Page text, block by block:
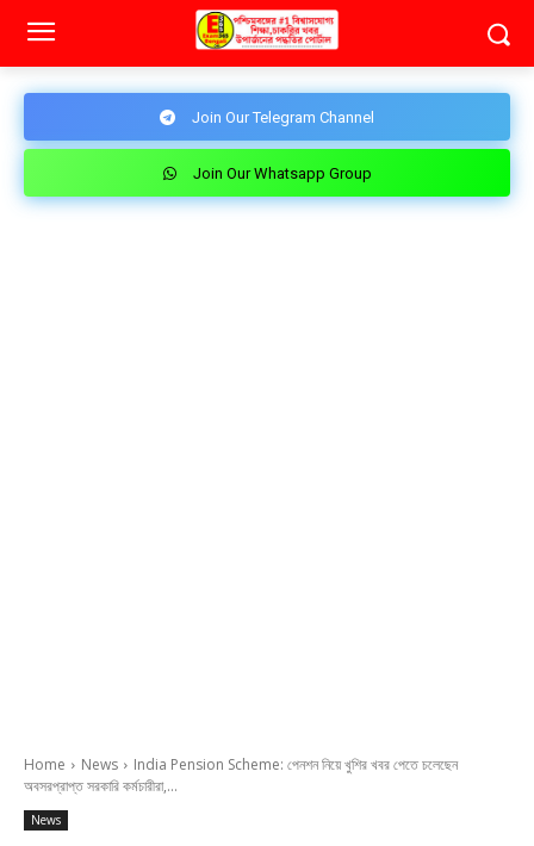
Join Our Telegram Channel
Join Our Whatsapp Group
Home News
India Pension Scheme: পেনশন নিয়ে খুশির খবর পেতে চলেছেন
অবসরপ্রাপ্ত সরকারি কর্মচারীরা,...
News